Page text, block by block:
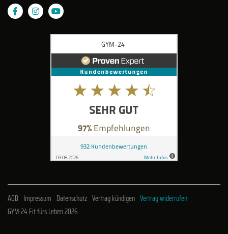
AGB Impressum Datenschutz Vertrag kündigen Vertrag widerrufen
GYM-24 Fit fürs Leben 2026